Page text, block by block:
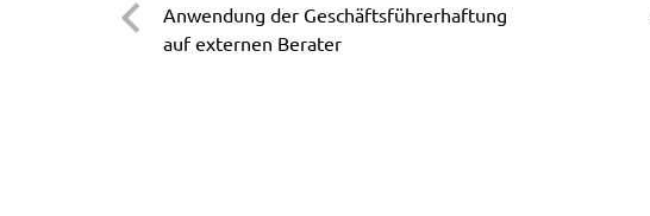
Anwendung der Geschäftsführerhaftung
auf externen Berater